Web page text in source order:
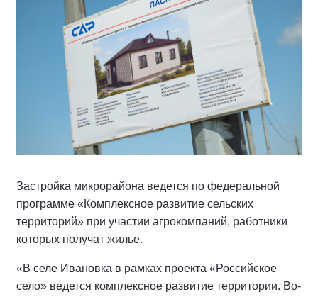
Застройка микрорайона ведется по федеральной
программе «Комплексное развитие сельских
территорий» при участии агрокомпаний, работники
которых получат жилье.
«В селе Ивановка в рамках проекта «Российское
село» ведется комплексное развитие территории. Во-